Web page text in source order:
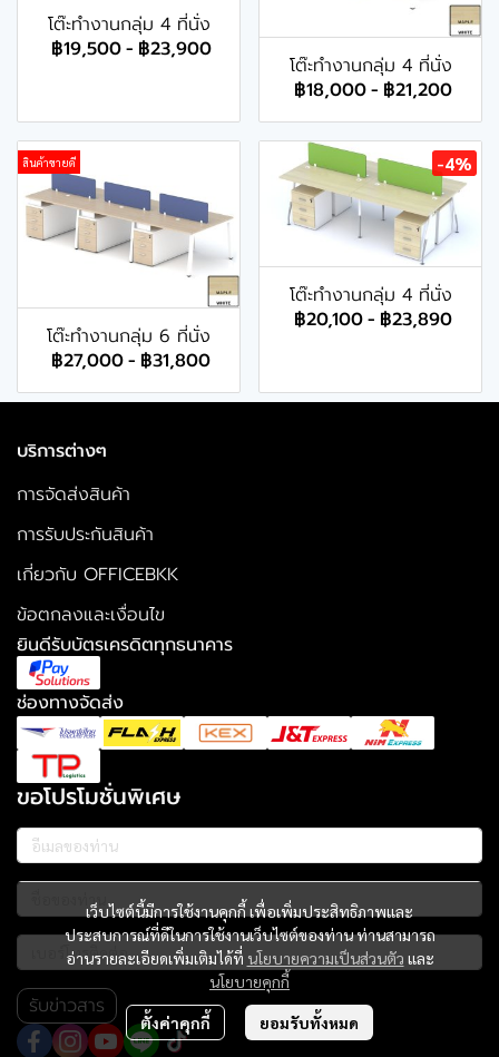
โต๊ะทำงานกลุ่ม 4 ที่นั่ง
฿19,500- ฿23,900
โต๊ะทำงานกลุ่ม 4 ที่นั่ง
฿18,000- ฿21,200
สินค้าขายดี
โต๊ะทำงานกลุ่ม 6 ที่นั่ง
฿27,000- ฿31,800
-4%
โต๊ะทำงานกลุ่ม 4 ที่นั่ง
฿20,100- ฿23,890
เว็บไซต์นี้มีการใช้งานคุกกี้ เพื่อเพิ่มประสิทธิภาพและ
ประสบการณ์ที่ดีในการใช้งานเว็บไซต์ของท่าน ท่านสามารถ
อ่านรายละเอียดเพิ่มเติมได้ที่ นโยบายความเป็นส่วนตัว และ
นโยบายคุกกี้
ตั้งค่าคุกกี้ ยอมรับทั้งหมด
บริการต่างๆ
การจัดส่งสินค้า
การรับประกันสินค้า
เกี่ยวกับ OFFICEBKK
ข้อตกลงและเงื่อนไข
ยินดีรับบัตรเครดิตทุกธนาคาร
ช่องทางจัดส่ง
ขอโปรโมชั่นพิเศษ
รับข่าวสาร